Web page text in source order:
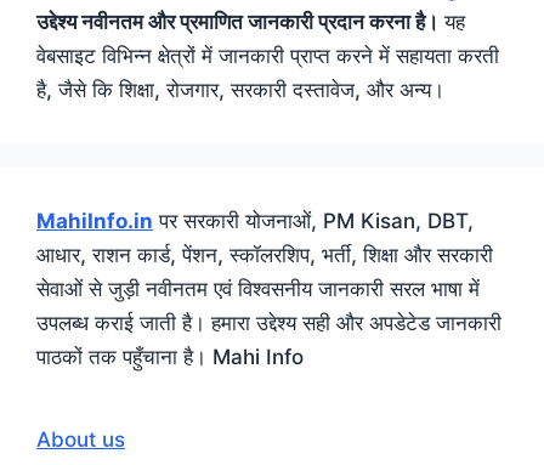
उद्देश्य नवीनतम और प्रमाणित जानकारी प्रदान करना है। यह
वेबसाइट विभिन्न क्षेत्रों में जानकारी प्राप्त करने में सहायता करती
है, जैसे कि शिक्षा, रोजगार, सरकारी दस्तावेज, और अन्य।
MahiInfo.in पर सरकारी योजनाओं, PM Kisan, DBT,
आधार, राशन कार्ड, पेंशन, स्कॉलरशिप, भर्ती, शिक्षा और सरकारी
सेवाओं से जुड़ी नवीनतम एवं विश्वसनीय जानकारी सरल भाषा में
उपलब्ध कराई जाती है। हमारा उद्देश्य सही और अपडेटेड जानकारी
पाठकों तक पहुँचाना है। Mahi Info
About us